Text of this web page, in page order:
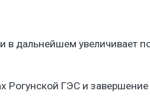
дальнейшем увеличивает
ГЭС и